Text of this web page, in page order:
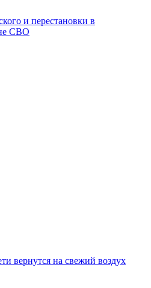
и перестановки в
СВО
вернутся на свежий воздух